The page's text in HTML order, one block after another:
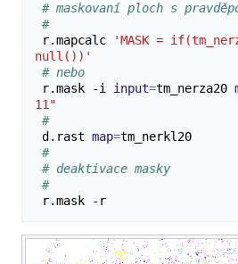
# maskovaní ploch s
#
r.mapcalc
'MASK =
null())'
# nebo
r.mask
-i input=tm_nerza20
11"
#
d.rast map=
#
# deaktivace masky
#
r.mask